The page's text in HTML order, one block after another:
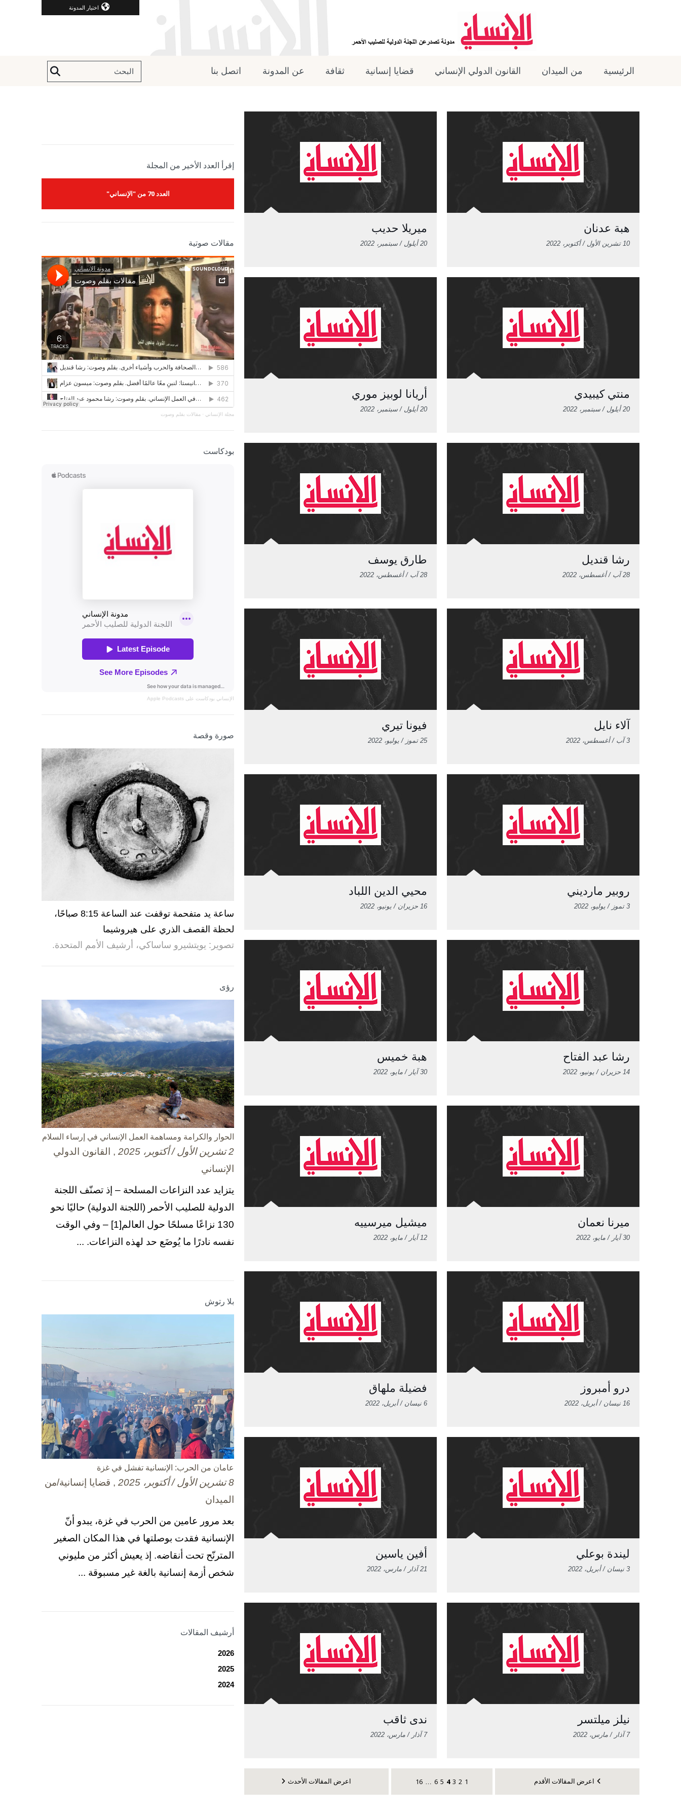
اختيار المدونة
الرئيسية من الميدان القانون الدولي الإنساني قضايا إنسانية ثقافة عن المدونة اتصل بنا
هبة عدنان
10 تشرين الأول / أكتوبر، 2022
ميريلا حديب
20 أيلول / سبتمبر، 2022
منتي كيبيدي
20 أيلول / سبتمبر، 2022
أريانا لوبيز موري
20 أيلول / سبتمبر، 2022
رشا قنديل
28 آب / أغسطس، 2022
طارق يوسف
28 آب / أغسطس، 2022
آلاء نايل
3 آب / أغسطس، 2022
فيونا تيري
25 تموز / يوليو، 2022
روبير مارديني
3 تموز / يوليو، 2022
محيي الدين اللباد
16 حزيران / يونيو، 2022
رشا عبد الفتاح
14 حزيران / يونيو، 2022
هبة خميس
30 آيار / مايو، 2022
ميرنا نعمان
30 آيار / مايو، 2022
ميشيل ميرسييه
12 آيار / مايو، 2022
درو أمبروز
16 نيسان / أبريل، 2022
فضيلة ملهاق
6 نيسان / أبريل، 2022
ليندة بوعلي
3 نيسان / أبريل، 2022
أفين ياسين
21 آذار / مارس، 2022
نيلز ميلتسر
7 آذار / مارس، 2022
ندى ثاقب
7 آذار / مارس، 2022
اعرض المقالات الأقدم 1
2
3
4
5
6
…
16 اعرض المقالات الأحدث
إقرأ العدد الأخير من المجلة
العدد 70 من "الإنساني"
مقالات صوتية
مجلة الإنساني · مقالات بقلم وصوت
بودكاست
الإنساني بودكاست على Apple Podcasts
صورة وقصة
ساعة يد متفحمة توقفت عند الساعة 8:15 صباحًا،
لحظة القصف الذري على هيروشيما
تصوير: يويتشيرو ساساكي، أرشيف الأمم المتحدة.
رؤى
الحوار والكرامة ومساهمة العمل الإنساني في إرساء السلام
2 تشرين الأول / أكتوبر، 2025
, القانون الدولي
الإنساني
يتزايد عدد النزاعات المسلحة – إذ تصنّف اللجنة
الدولية للصليب الأحمر (اللجنة الدولية) حاليًا نحو
130 نزاعًا مسلحًا حول العالم[1] – وفي الوقت
نفسه نادرًا ما يُوضَع حد لهذه النزاعات. ...
بلا رتوش
عامان من الحرب: الإنسانية تفشل في غزة
8 تشرين الأول / أكتوبر، 2025
, قضايا إنسانية/من
الميدان
بعد مرور عامين من الحرب في غزة، يبدو أنّ
الإنسانية فقدت بوصلتها في هذا المكان الصغير
المترنّح تحت أنقاضه. إذ يعيش أكثر من مليوني
شخص أزمة إنسانية بالغة غير مسبوقة ...
أرشيف المقالات
2026
2025
2024